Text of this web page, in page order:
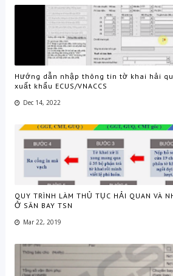
Hướng dẫn nhập thông tin tờ khai hải
xuất khẩu ECUS/VNACCS
Dec 14, 2022
QUY TRÌNH LÀM THỦ TỤC HẢI QUAN VÀ
Ở SÂN BAY TSN
Mar 22, 2019